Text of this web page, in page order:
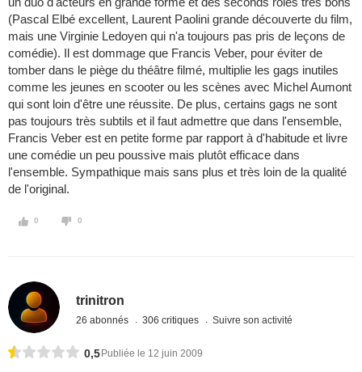
(Pascal Elbé excellent, Laurent Paolini grande découverte du film,
mais une Virginie Ledoyen qui n'a toujours pas pris de leçons de
comédie). Il est dommage que Francis Veber, pour éviter de
tomber dans le piège du théâtre filmé, multiplie les gags inutiles
comme les jeunes en scooter ou les scènes avec Michel Aumont
qui sont loin d'être une réussite. De plus, certains gags ne sont
pas toujours très subtils et il faut admettre que dans l'ensemble,
Francis Veber est en petite forme par rapport à d'habitude et livre
une comédie un peu poussive mais plutôt efficace dans
l'ensemble. Sympathique mais sans plus et très loin de la qualité
de l'original.
0 0
trinitron
26 abonnés 306 critiques Suivre son activité
0,5 Publiée le 12 juin 2009